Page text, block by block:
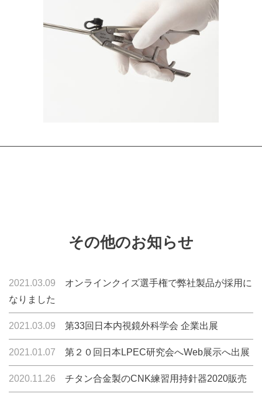
その他のお知らせ
2021.03.09 オンラインクイズ選手権で弊社製品が採用に
なりました
2021.03.09 第33回日本内視鏡外科学会 企業出展
2021.01.07 第２０回日本LPEC研究会へWeb展示へ出展
2020.11.26 チタン合金製のCNK練習用持針器2020販売